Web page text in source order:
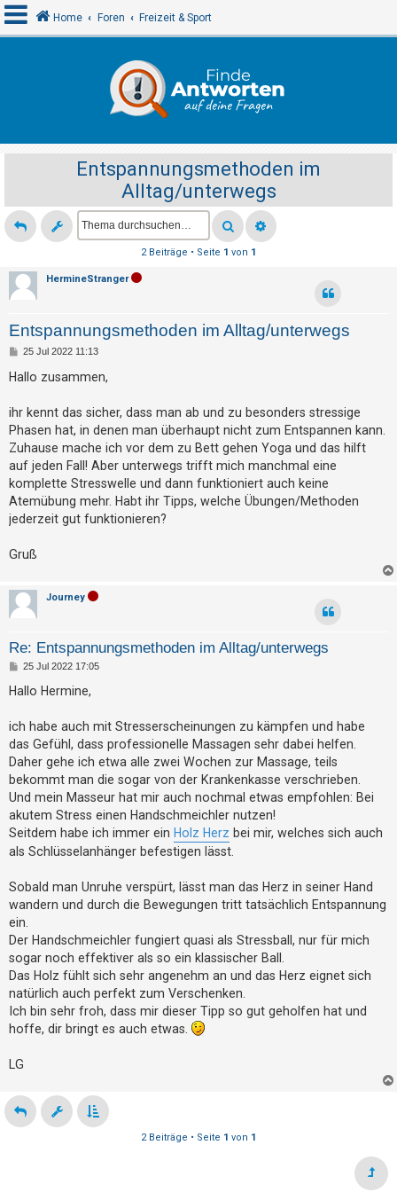
e
e
n
e
g
s
t
r
i
e
r
e
U
n
b
e
n
t
w
o
r
t
e
t
T
h
e
m
e
n
A
t
i
Home Foren Freizeit & Sport
Entspannungsmethoden im
Alltag/unterwegs
2 Beiträge • Seite 1 von 1
HermineStranger
Entspannungsmethoden im Alltag/unterwegs
B
i
t
a
g
25 Jul 2022 11:13
Hallo zusammen,
ihr kennt das sicher, dass man ab und zu besonders stressige
Phasen hat, in denen man überhaupt nicht zum Entspannen kann.
Zuhause mache ich vor dem zu Bett gehen Yoga und das hilft
auf jeden Fall! Aber unterwegs trifft mich manchmal eine
komplette Stresswelle und dann funktioniert auch keine
Atemübung mehr. Habt ihr Tipps, welche Übungen/Methoden
jederzeit gut funktionieren?
Gruß
Journey
Re: Entspannungsmethoden im Alltag/unterwegs
B
i
a
g
25 Jul 2022 17:05
Hallo Hermine,
ich habe auch mit Stresserscheinungen zu kämpfen und habe
das Gefühl, dass professionelle Massagen sehr dabei helfen.
Daher gehe ich etwa alle zwei Wochen zur Massage, teils
bekommt man die sogar von der Krankenkasse verschrieben.
Und mein Masseur hat mir auch nochmal etwas empfohlen: Bei
akutem Stress einen Handschmeichler nutzen!
Seitdem habe ich immer ein Holz Herz bei mir, welches sich auch
als Schlüsselanhänger befestigen lässt.
Sobald man Unruhe verspürt, lässt man das Herz in seiner Hand
wandern und durch die Bewegungen tritt tatsächlich Entspannung
ein.
Der Handschmeichler fungiert quasi als Stressball, nur für mich
sogar noch effektiver als so ein klassischer Ball.
Das Holz fühlt sich sehr angenehm an und das Herz eignet sich
natürlich auch perfekt zum Verschenken.
Ich bin sehr froh, dass mir dieser Tipp so gut geholfen hat und
hoffe, dir bringt es auch etwas.
LG
2 Beiträge • Seite 1 von 1